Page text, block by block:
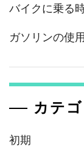
バイクに乗る
ガソリンの使
カテ
初期